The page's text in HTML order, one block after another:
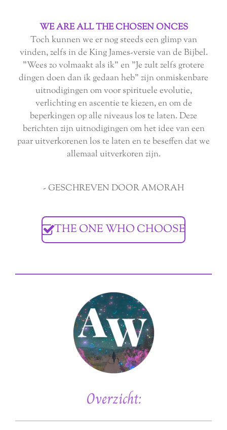
WE ARE ALL THE CHOSEN ONCES
Toch kunnen we er nog steeds een glimp van
vinden, zelfs in de King James-versie van de Bijbel.
"Wees zo volmaakt als ik" en "Je zult zelfs grotere
dingen doen dan ik gedaan heb" zijn onmiskenbare
uitnodigingen om voor spirituele evolutie,
verlichting en ascentie te kiezen, en om de
beperkingen op alle niveaus los te laten. Deze
berichten zijn uitnodigingen om het idee van een
paar uitverkorenen los te laten en te beseffen dat we
allemaal uitverkoren zijn.
- GESCHREVEN DOOR AMORAH
THE ONE WHO CHOOSE
Overzicht: